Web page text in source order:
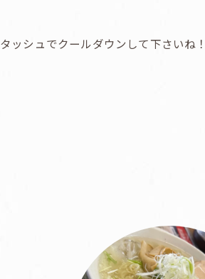
ッシュでクールダウンして下さいね！